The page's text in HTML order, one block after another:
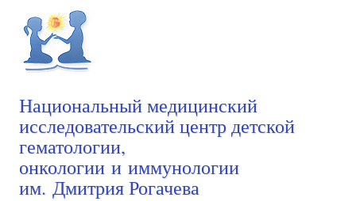
Национальный медицинский
исследовательский центр детской
гематологии,
онкологии и иммунологии
им. Дмитрия Рогачева